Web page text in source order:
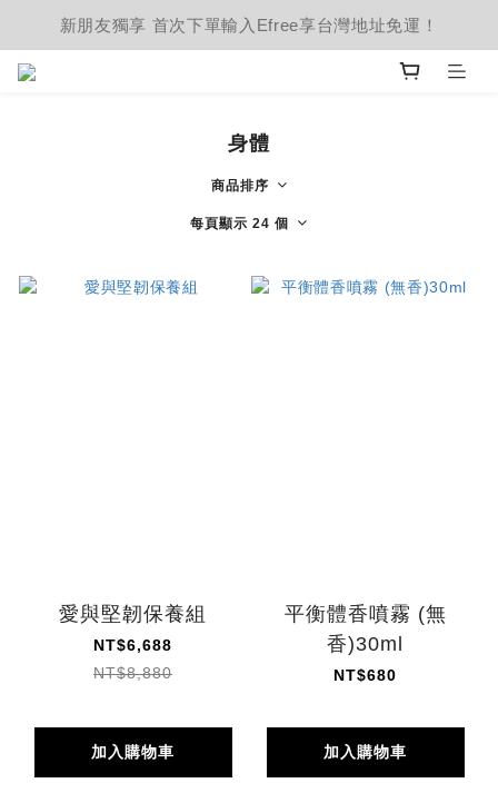
新朋友獨享 首次下單輸入Efree享台灣地址免運！
身體
商品排序
每頁顯示 24 個
愛與堅韌保養組
NT$6,688
NT$8,880
加入購物車
平衡體香噴霧 (無
香)30ml
NT$680
加入購物車